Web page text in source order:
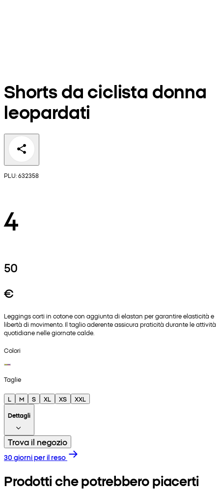
Shorts da ciclista donna
leopardati
PLU: 632358
4
50
€
Leggings corti in cotone con aggiunta di elastan per garantire elasticità e
libertà di movimento. Il taglio aderente assicura praticità durante le attività
quotidiane nelle giornate calde.
Colori
Taglie
L M S XL XS
XXL
Dettagli
Trova il negozio
30 giorni per il reso
Prodotti che potrebbero piacerti